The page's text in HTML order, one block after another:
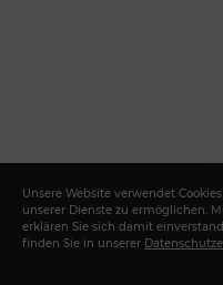
Unsere Website verwendet
unserer Dienste zu ermöglichen.
erklären Sie sich damit
finden Sie in unserer